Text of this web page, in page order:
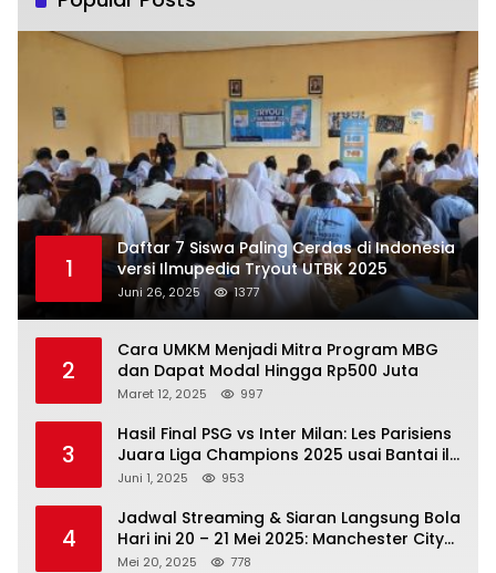
1
Daftar 7 Siswa Paling Cerdas di Indonesia
versi Ilmupedia Tryout UTBK 2025
Juni 26, 2025 1377
2
Cara UMKM Menjadi Mitra Program MBG
dan Dapat Modal Hingga Rp500 Juta
Maret 12, 2025 997
3
Hasil Final PSG vs Inter Milan: Les Parisiens
Juara Liga Champions 2025 usai Bantai il
Nerazzurri
Juni 1, 2025 953
4
Jadwal Streaming & Siaran Langsung Bola
Hari ini 20 – 21 Mei 2025: Manchester City
vs Bournemouth
Mei 20, 2025 778